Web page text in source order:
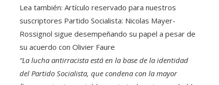
Lea también: Artículo reservado para nuestros
suscriptores Partido Socialista: Nicolas Mayer-
Rossignol sigue desempeñando su papel a pesar de
su acuerdo con Olivier Faure
“La lucha antirracista está en la base de la identidad
del Partido Socialista, que condena con la mayor